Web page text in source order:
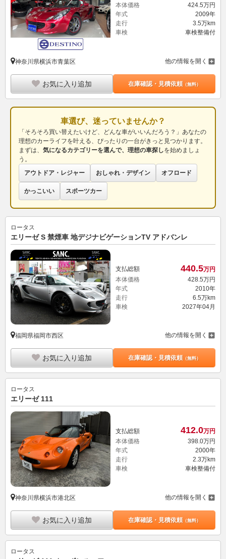
本体価格
424.5万円
年式
2009年
走行
3.5万km
車検
車検整備付
神奈川県横浜市青葉区 他の情報を開く
お気に入り追加 在庫確認・見積依頼（無料）
車選び、迷っていませんか？
「そろそろ買い替えたいけど、どんな車がいいんだろう？」あなたの
理想のカーライフを叶える、ぴったりの一台がきっと見つかります。
まずは、 気になるカテゴリーを選んで、理想の車探しを始めましょ
う。
アウトドア・レジャー
おしゃれ・デザイン オフロード
かっこいい スポーツカー
ロータス
エリーゼ S 禁煙車 地デジナビゲーションTV アドバンレ
支払総額 440.5万円
本体価格
428. 5万円
年式
2010年
走行
6.5万km
車検
2027年04月
福岡県福岡市西区 他の情報を開く
お気に入り追加 在庫確認・見積依頼（無料）
ロータス
エリーゼ 111
支払総額 412.0万円
本体価格
398.0万円
年式
2000年
走行
2.3万km
車検
車検整備付
神奈川県横浜市港北区 他の情報を開く
お気に入り追加 在庫確認・見積依頼（無料）
ロータス